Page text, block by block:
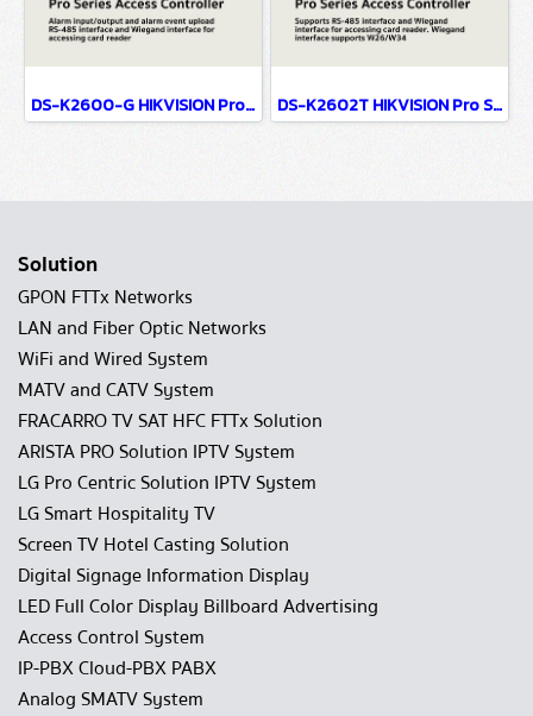
DS-K2600-G HIKVISION Pro Series Access Controller DS-K2602T HIKVISION Pro Series Access Controller
Solution
GPON FTTx Networks
LAN and Fiber Optic Networks
WiFi and Wired System
MATV and CATV System
FRACARRO TV SAT HFC FTTx Solution
ARISTA PRO Solution IPTV System
LG Pro Centric Solution IPTV System
LG Smart Hospitality TV
Screen TV Hotel Casting Solution
Digital Signage Information Display
LED Full Color Display Billboard Advertising
Access Control System
IP-PBX Cloud-PBX PABX
Analog SMATV System